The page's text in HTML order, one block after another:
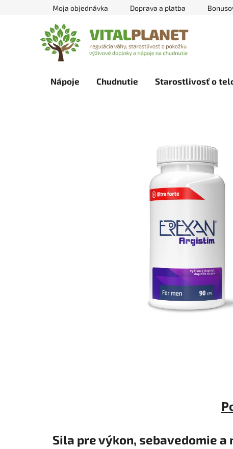
Moja objednávka Doprava a platba
Nápoje Chudnutie Starostlivosť o
Sila pre výkon, sebavedomie